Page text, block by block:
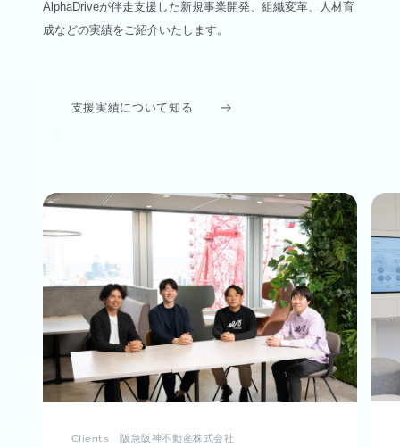
AlphaDriveが伴走支援した新規事業開発、組織変革、人材育
成などの実績をご紹介いたします。
支援実績について知る
Clients 阪急阪神不動産株式会社